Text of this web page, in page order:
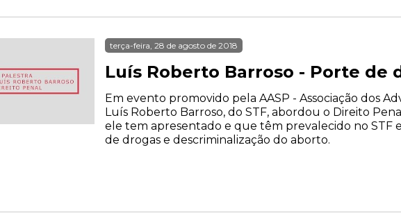
terça-feira, 28 de agosto de 2018
Luís Roberto Barroso - Porte de
Em evento promovido pela AASP - Associação dos
Luís Roberto Barroso, do STF, abordou o Direito
ele tem apresentado e que têm prevalecido no STF
de drogas e descriminalização do aborto.